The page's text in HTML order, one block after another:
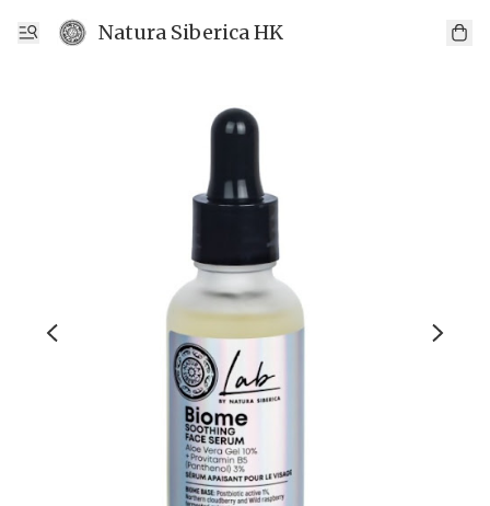
Natura Siberica HK